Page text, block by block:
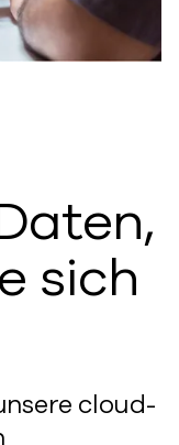
sich
cloud-